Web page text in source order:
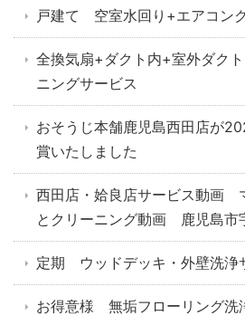
戸建て 空室水回り+エアコン
全換気扇+ダクト内+室外ダク
ニングサービス
おそうじ本舗鹿児島西田店が
賞いたしました
西田店・姶良店サービス動画
とクリーニング動画 鹿児島市
定期 ウッドデッキ・外壁洗浄
お得意様 無垢フローリング洗